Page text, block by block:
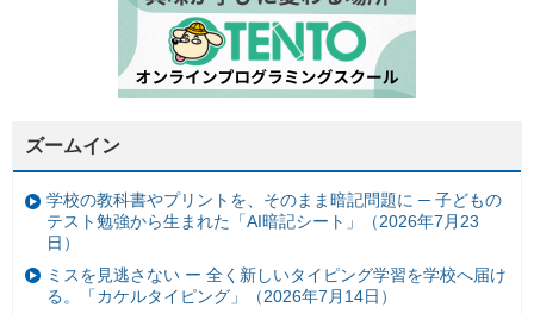
ズームイン
学校の教科書やプリントを、そのまま暗記問題に ─ 子どもの
テスト勉強から生まれた「AI暗記シート」（2026年7月23
日）
ミスを見逃さない ー 全く新しいタイピング学習を学校へ届け
る。「カケルタイピング」（2026年7月14日）